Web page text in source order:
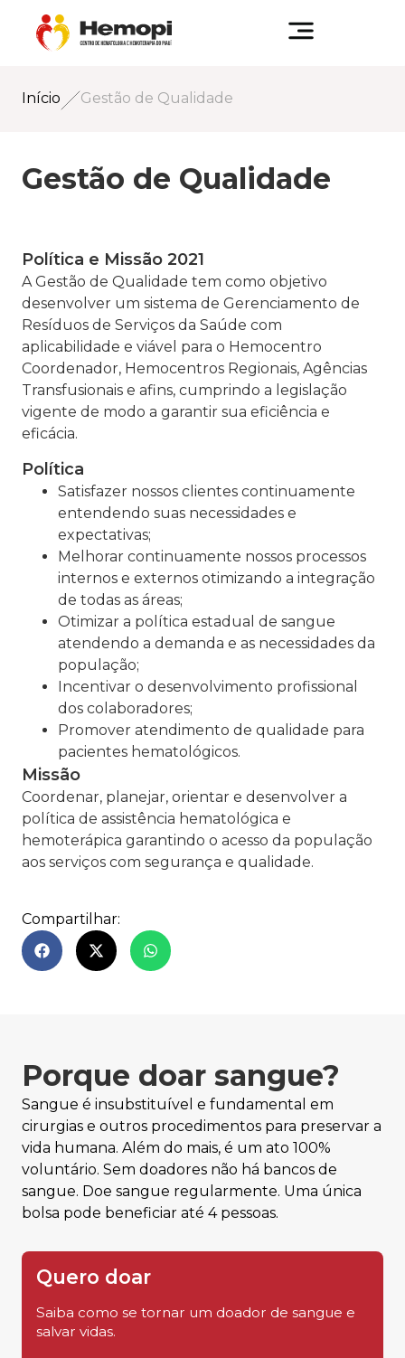
Início Gestão de Qualidade
Gestão de Qualidade
Política e Missão 2021
A Gestão de Qualidade tem como objetivo
desenvolver um sistema de Gerenciamento de
Resíduos de Serviços da Saúde com
aplicabilidade e viável para o Hemocentro
Coordenador, Hemocentros Regionais, Agências
Transfusionais e afins, cumprindo a legislação
vigente de modo a garantir sua eficiência e
eficácia.
Política
Satisfazer nossos clientes continuamente
entendendo suas necessidades e
expectativas;
Melhorar continuamente nossos processos
internos e externos otimizando a integração
de todas as áreas;
Otimizar a política estadual de sangue
atendendo a demanda e as necessidades da
população;
Incentivar o desenvolvimento profissional
dos colaboradores;
Promover atendimento de qualidade para
pacientes hematológicos.
Missão
Coordenar, planejar, orientar e desenvolver a
política de assistência hematológica e
hemoterápica garantindo o acesso da população
aos serviços com segurança e qualidade.
Compartilhar:
Porque doar sangue?
Sangue é insubstituível e fundamental em
cirurgias e outros procedimentos para preservar a
vida humana. Além do mais, é um ato 100%
voluntário. Sem doadores não há bancos de
sangue. Doe sangue regularmente. Uma única
bolsa pode beneficiar até 4 pessoas.
Quero doar
Saiba como se tornar um doador de sangue e
salvar vidas.